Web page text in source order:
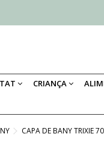
CRIANÇA
CAPA DE BANY TRIXIE